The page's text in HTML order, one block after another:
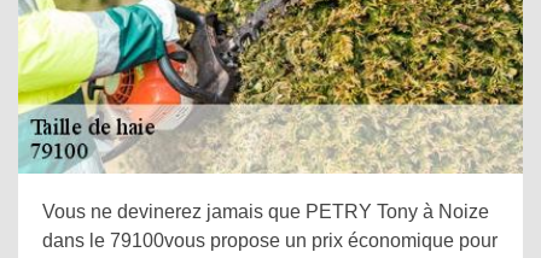
Vous ne devinerez jamais que PETRY Tony à Noize
dans le 79100vous propose un prix économique pour